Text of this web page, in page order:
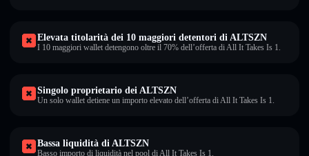
Elevata titolarità dei 10 maggiori detentori di ALTSZN
I 10 maggiori wallet detengono oltre il 70% dell’offerta di All It Takes Is 1.
Singolo proprietario dei ALTSZN
Un solo wallet detiene un importo elevato dell’offerta di All It Takes Is 1.
Bassa liquidità di ALTSZN
Basso importo di liquidità nel pool di All It Takes Is 1.